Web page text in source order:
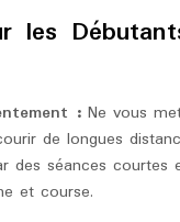
les
: Ne vous
de longues
des séances courtes
et course.